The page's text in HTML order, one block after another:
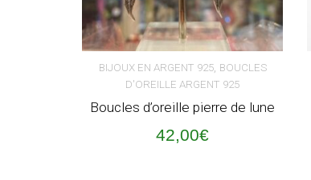
BIJOUX EN ARGENT 925, BOUCLES
D'OREILLE ARGENT 925
Boucles d’oreille pierre de lune
42,00€